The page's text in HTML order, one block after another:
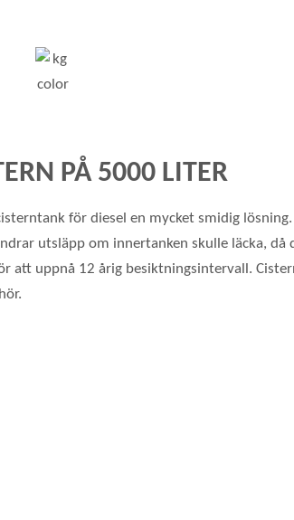
PÅ 5000 LITER
för diesel en mycket smidig
utsläpp om innertanken skulle läcka, då
uppnå 12 årig besiktningsintervall.